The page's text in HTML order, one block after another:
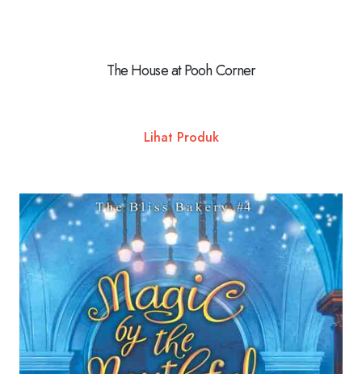
The House at Pooh Corner
Lihat Produk